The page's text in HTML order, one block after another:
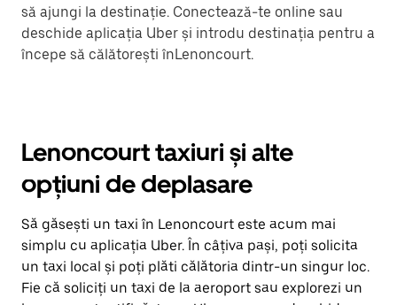
să ajungi la destinație. Conectează-te online sau
deschide aplicația Uber și introdu destinația pentru a
începe să călătorești înLenoncourt.
Lenoncourt taxiuri și alte
opțiuni de deplasare
Să găsești un taxi în Lenoncourt este acum mai
simplu cu aplicația Uber. În câțiva pași, poți solicita
un taxi local și poți plăti călătoria dintr-un singur loc.
Fie că soliciți un taxi de la aeroport sau explorezi un